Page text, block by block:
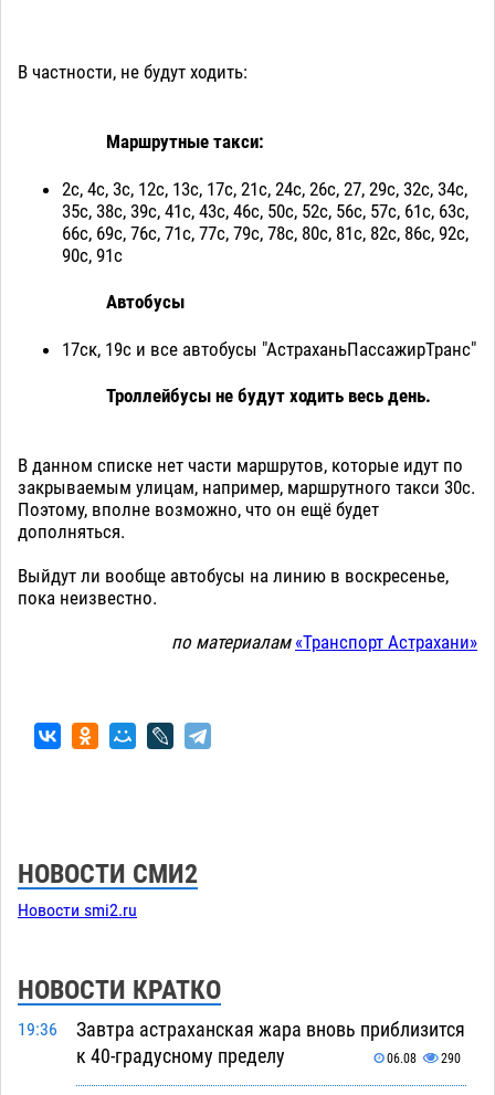
В частности, не будут ходить:
Маршрутные такси:
2с, 4с, 3с, 12с, 13с, 17с, 21с, 24с, 26с, 27, 29с, 32с, 34с,
35с, 38с, 39с, 41с, 43с, 46с, 50с, 52с, 56с, 57с, 61с, 63с,
66с, 69с, 76с, 71с, 77с, 79с, 78с, 80с, 81с, 82с, 86с, 92с,
90с, 91с
Автобусы
17ск, 19с и все автобусы "АстраханьПассажирТранс"
Троллейбусы не будут ходить весь день.
В данном списке нет части маршрутов, которые идут по
закрываемым улицам, например, маршрутного такси 30с.
Поэтому, вполне возможно, что он ещё будет
дополняться.
Выйдут ли вообще автобусы на линию в воскресенье,
пока неизвестно.
по материалам «Транспорт Астрахани»
НОВОСТИ СМИ2
Новости smi2.ru
НОВОСТИ КРАТКО
19:36
Завтра астраханская жара вновь приблизится
к 40-градусному пределу
06.08 290